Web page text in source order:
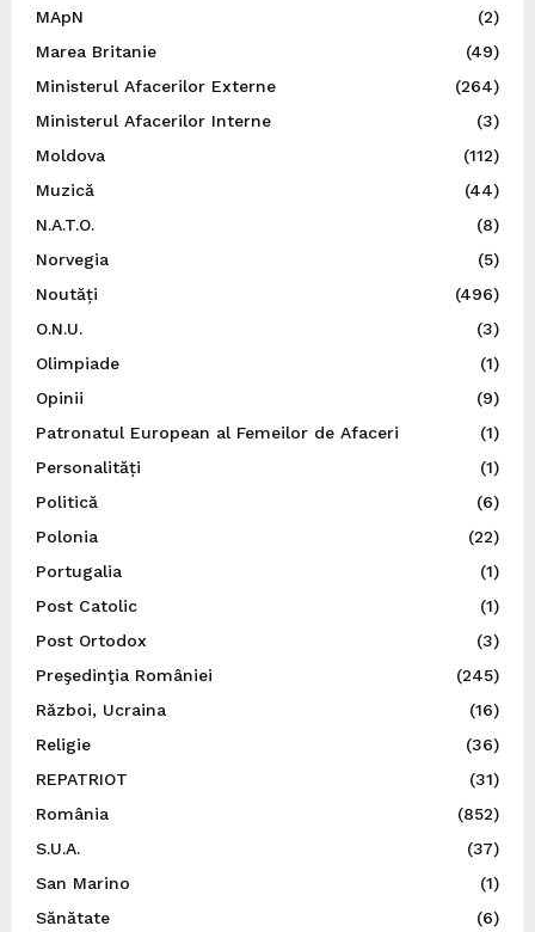
MApN
(2)
Marea Britanie
(49)
Ministerul Afacerilor Externe
(264)
Ministerul Afacerilor Interne
(3)
Moldova
(112)
Muzică
(44)
N.A.T.O.
(8)
Norvegia
(5)
Noutăți
(496)
O.N.U.
(3)
Olimpiade
(1)
Opinii
(9)
Patronatul European al Femeilor de Afaceri
(1)
Personalități
(1)
Politică
(6)
Polonia
(22)
Portugalia
(1)
Post Catolic
(1)
Post Ortodox
(3)
Preşedinţia României
(245)
Război, Ucraina
(16)
Religie
(36)
REPATRIOT
(31)
România
(852)
S.U.A.
(37)
San Marino
(1)
Sănătate
(6)